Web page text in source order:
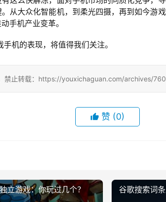
从大众化智能机，到柔光四摄，再到如今游
手机产业变革。
机的表现，将值得我们关注。
禁止转载：https://youxichaguan.com/archives/
赞 (0)
立游戏：你玩过几个？ 谷歌搜索词